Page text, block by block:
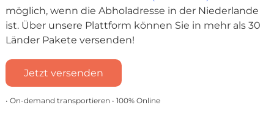
möglich, wenn die Abholadresse in der Niederlande
ist. Über unsere Plattform können Sie in mehr als 30
Länder Pakete versenden!
Jetzt versenden
• On-demand transportieren • 100% Online